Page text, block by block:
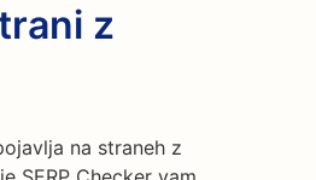
z
na straneh z